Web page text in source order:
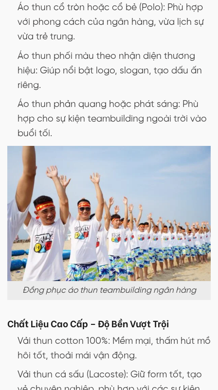
Áo thun cổ tròn hoặc cổ bẻ (Polo): Phù hợp
với phong cách của ngân hàng, vừa lịch sự
vừa trẻ trung.
Áo thun phối màu theo nhận diện thương
hiệu: Giúp nổi bật logo, slogan, tạo dấu ấn
riêng.
Áo thun phản quang hoặc phát sáng: Phù
hợp cho sự kiện teambuilding ngoài trời vào
buổi tối.
Đồng phục áo thun teambuilding ngân hàng
Chất Liệu Cao Cấp – Độ Bền Vượt Trội
Vải thun cotton 100%: Mềm mại, thấm hút mồ
hôi tốt, thoải mái vận động.
Vải thun cá sấu (Lacoste): Giữ form tốt, tạo